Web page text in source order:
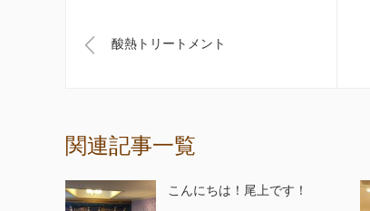
酸熱トリートメント
関連記事一覧
こんにちは！尾上です！